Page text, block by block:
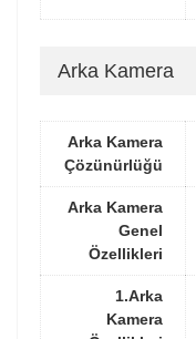
Arka Kamera
Arka Kamera
Çözünürlüğü
Arka Kamera
Genel
Özellikleri
1.Arka
Kamera